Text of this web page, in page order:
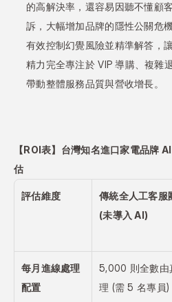
的高解決率，還容易因聽不懂顧
訴，大幅增加品牌的隱性公關危
有效控制幻覺風險並精準解答，
精力完全專注於 VIP 導購、複雜
帶動整體服務品質與營收增長。
【ROI表】台灣知名進口家電品牌
估
評估維度
傳統全人工客服
(未導入 AI)
每月進線處理
配置
5,000 則全數由
理 (需 5 名專員)